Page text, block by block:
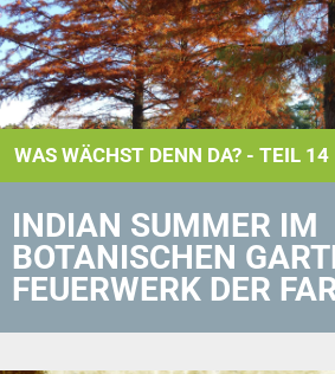
WAS WÄCHST DENN DA? - TEIL 14
INDIAN SUMMER IM
BOTANISCHEN
FEUERWERK DER